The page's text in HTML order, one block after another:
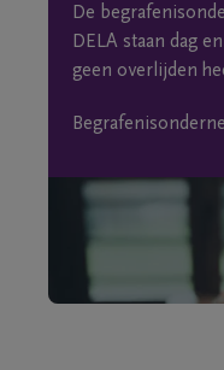
De
DELA staan dag
geen overlijden